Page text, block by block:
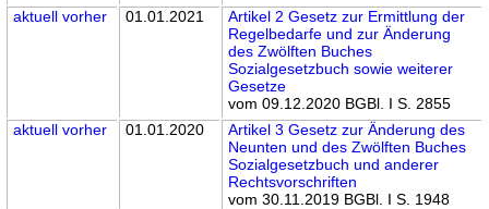
aktuell vorher 01.01.2021
Artikel 2 Gesetz zur Ermittlung der
Regelbedarfe und zur Änderung
des Zwölften Buches
Sozialgesetzbuch sowie weiterer
Gesetze
vom 09.12.2020 BGBl. I S. 2855
aktuell vorher 01.01.2020
Artikel 3 Gesetz zur Änderung des
Neunten und des Zwölften Buches
Sozialgesetzbuch und anderer
Rechtsvorschriften
vom 30.11.2019 BGBl. I S. 1948